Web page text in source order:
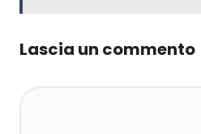
Lascia un commento